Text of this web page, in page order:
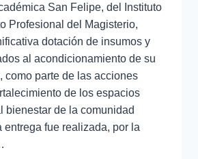
San Felipe, del Instituto
Profesional del Magisterio,
dotación de insumos y
al acondicionamiento de su
como parte de las acciones
de los espacios
bienestar de la comunidad
entrega fue realizada, por la